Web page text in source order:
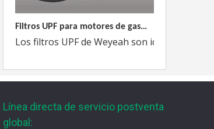
Los filtros UPF de Weyeah son ideales para
Línea directa de servicio postventa
global: